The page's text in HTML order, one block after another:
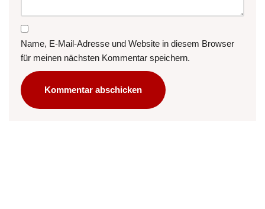
Name, E-Mail-Adresse und Website in diesem Browser
für meinen nächsten Kommentar speichern.